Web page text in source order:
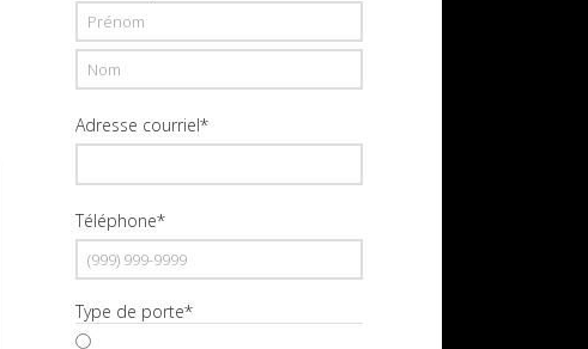
Prénom
Adresse courriel*
Téléphone*
Type de porte*